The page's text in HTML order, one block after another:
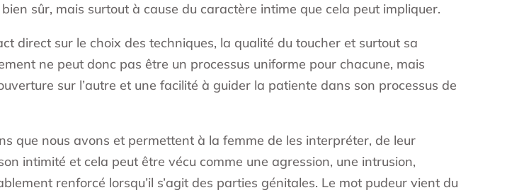
sûr, mais surtout à cause du caractère intime que cela peut impliquer.
direct sur le choix des techniques, la qualité du toucher et surtout sa
ne peut donc pas être un processus uniforme pour chacune, mais
sur l’autre et une facilité à guider la patiente dans son processus de
que nous avons et permettent à la femme de les interpréter, de leur
intimité et cela peut être vécu comme une agression, une intrusion,
renforcé lorsqu’il s’agit des parties génitales. Le mot pudeur vient du